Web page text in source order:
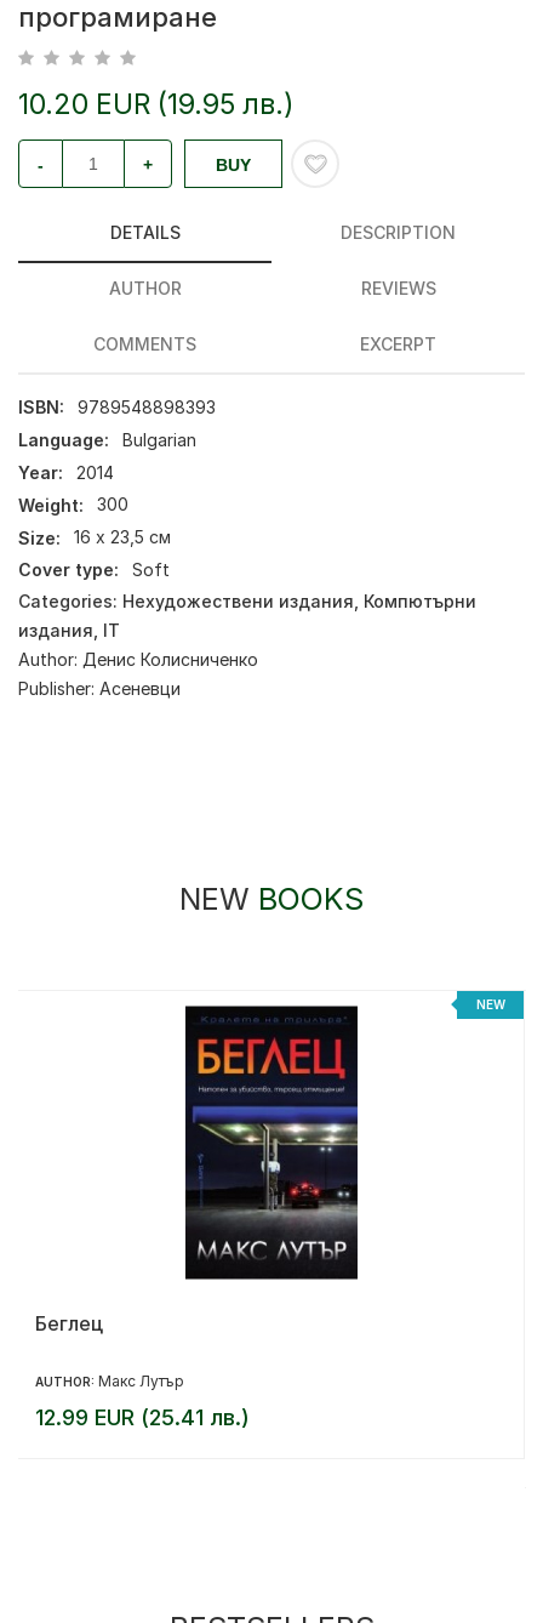
програмиране
10.20 EUR (19.95 лв.)
- + BUY
DETAILS DESCRIPTION
AUTHOR REVIEWS
COMMENTS EXCERPT
ISBN:
9789548898393
Language:
Bulgarian
Year:
2014
Weight:
300
Size:
16 х 23,5 см
Cover type:
Soft
Categories: Нехудожествени издания Компютърни
издания, IT
Author: Денис Колисниченко
Publisher: Асеневци
NEW BOOKS
NEW
Беглец
AUTHOR: Макс Лутър
12.99 EUR (25.41 лв.)